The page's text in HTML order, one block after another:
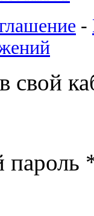
-
свой
пароль